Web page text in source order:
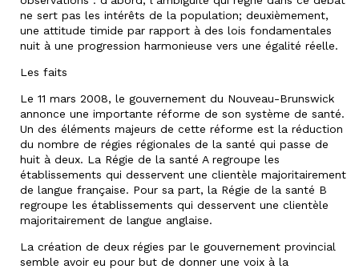
ne sert pas les intérêts de la population; deuxièmement,
une attitude timide par rapport à des lois fondamentales
nuit à une progression harmonieuse vers une égalité réelle.
Les faits
Le 11 mars 2008, le gouvernement du Nouveau-Brunswick
annonce une importante réforme de son système de santé.
Un des éléments majeurs de cette réforme est la réduction
du nombre de régies régionales de la santé qui passe de
huit à deux. La Régie de la santé A regroupe les
établissements qui desservent une clientèle majoritairement
de langue française. Pour sa part, la Régie de la santé B
regroupe les établissements qui desservent une clientèle
majoritairement de langue anglaise.
La création de deux régies par le gouvernement provincial
semble avoir eu pour but de donner une voix à la